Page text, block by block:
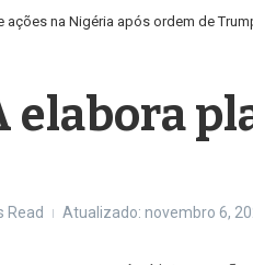
na Nigéria após ordem de
elabora
Read Atualizado: novembro 6,